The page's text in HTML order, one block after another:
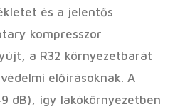
és a jelentős
kompresszor
a R32 környezetbarát
előírásoknak. A
dB), így lakókörnyezetben